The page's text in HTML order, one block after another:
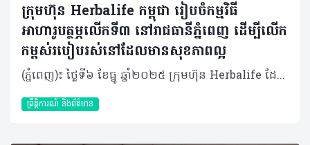
ក្រុមហ៊ុន Herbalife កម្ពុជា រៀបចំកម្មវិធី
អាហារូបត្ថម្ភលើកទី៣ នៅរាជធានីភ្នំពេញ ដើម្បីលើក
កម្ពស់របៀបរស់នៅដែលមានសុខភាពល្អ
(ភ្នំពេញ)៖ ថ្ងៃទី៦ ខែធ្នូ ឆ្នាំ២០២៥ ក្រុមហ៊ុន Herbalife ដែលជាក្រុមហ៊ុនសហគមន៍ និងវេទិកាភ្ជាប់ទំនាក់ទំនង លំដាប់ថ្នាក់ពិភពលោក ផ្នែកសុខភាព និងសុខុមាលភាព បានរៀបចំ កម្មវិធីអាហារូបត្ថម្ភលើកទី៣នៅលើទឹកដីកោះនរា រាជធានីភ្នំពេញ។ គំនិតផ្តួចផ្តើមនៃកម្មវិធីនេះ មានគោលបំណងបំពាក់បំប៉ន និងពង្រឹងនូវចំណេះដឹងចាំបាច់អំពីអាហារូបត្ថម្ភ និងតួនាទីដ៏សំខាន់របស់វាក្នុងសុខភាពទូទៅ និងសុខុមាលភាពប្រចាំថ្ងៃក៏ដូចជាចូលរួមលើកទឹកចិត្តឱ្យមានការទទួលយកនូវទម្លាប់រស់នៅដែលមានសុខភាពល្អ និងសកម្មផងដែរ។ កម្មវិធីអាហារូបត្ថម្ភលើកទី៣ នៅរាជធានីភ្នំពេញ បានទាក់ទាញអ្នកចូលរួមរាប់រយនាក់ ដែលក្នុងចំណោមពួកគេជាច្រើននាក់មានឱកាសទទួលបានការណែនាំអំពីអាហារូបត្ថម្ភ និងកាយសម្បទាផ្ទាល់ខ្លួនពីអ្នកជំនាញសុខភាព និងអាហារូបត្ថម្ភកំពូលៗ ក៏ដូចជាទទួលបានការប្រឹក្សាយោបល់ជាមួយគ្រូពេទ្យជំនាញដោយឥតគិតថ្លៃផងដែរ។ នៅក្នុងព្រឹត្តិការណ៍នេះ ក៏មានរួមបញ្ចូលនូវសកម្មភាពកំសាន្តសប្បាយៗជាច្រើនទៀតផងដែរ ដែលរួមមាន ការរត់លេងកម្សាន្ត 5K (5K Fun Run), ការទទួលទានអាហារក្រឡុកដោយឥតគិតថ្លៃ, ការរាំ Zumba, Experience Pass(បាល់ទាត់ខ្នាតតូច, បាល់ទាត់លើតុ, វាយសី, កីឡាបាល់បោះ), មាតិកាចែករំលែកអំពីសុខភាព (Doctor Talk) ដោយ លោកវេជ្ជបណ្ឌិត និត ប៊ុនតុងយី, ការពិគ្រោះយោបល់សុខភាពដោយឥតគិតថ្លៃពីវេជ្ជបណ្ឌិតមកពីមន្ទីរពេទ្យសកល និង ការ៉េម F1 ដែលធ្វើពីផលិតផល Formula 1 របស់យើងផ្ទាល់តែម្តង។ លើសពីនេះទៅទៀត ស្តង់បង្ហាញរបស់ក្រុមហ៊ុន Herbalife កម្ពុជា នៅក្នុងព្រឹត្តិការណ៍នេះបានជម្រុញការពិភាក្សា និងសកម្មភាពដែលផ្តោតលើសុខភាព និងអាហារូបត្ថម្ភ ដោយបានទាក់ទាញអ្នកចូលរួមយ៉ាងច្រើនកុះករ។ លោក Vu Van Thang ប្រធានចាត់ការទូទៅក្រុមហ៊ុន Herbalife ប្រចាំប្រទេសវៀតណាម និងកម្ពុជា បានថ្លែងថា៖ «យើងពិតជារីករាយខ្លាំងណាស់ដែលកម្មវិធីអាហារូបត្ថម្ភនៅរាជធានីភ្នំពេញបន្តទទួលបានការគាំទ្រយ៉ាងខ្លាំងពីសាធារណជន។ គំនិតផ្តួចផ្តើមនេះគឺជាសក្ខីភាពមួយទៀតចំពោះការប្តេជ្ញាចិត្តមិនរាថយរបស់យើងក្នុងការលើកកម្ពស់ស្មារតី សុខភាព និងសុខុមាលភាព និងសហគមន៍នៅក្នុងប្រទេសកម្ពុជា តាមរយៈការលើកទឹកចិត្តសាធារណជនឱ្យទទួលយកនូវរបៀបរស់នៅដែលមានសុខភាពល្អ និងសកម្ម។ ពួកយើងក៏មានមោទកភាពយ៉ាងរីករាយផងដែរ ដែលអ្នកចែកចាយឯករាជ្យ និងបុគ្គលិកទាំងអស់របស់យើងបានចូលរួមខ្នះខ្នែងយ៉ាងសកម្មនៅក្នុងព្រឹត្តិការណ៍នេះ»។ កម្មវិធីអាហារូបត្ថម្ភរបស់ក្រុមហ៊ុន Herbalife ត្រូវបានរៀបចំឡើងជាលើកដំបូងនៅក្នុងឆ្នាំ ២០២៣ ហើយក៏បានក្លាយជាព្រឹត្តិការណ៍សុខភាពសាធារណៈប្រចាំឆ្នាំមួយនៅក្នុងរាជធានីភ្នំពេញ ដែលទាក់ទាញការចូលរួមពីមនុស្សរាប់រយនាក់ទូទាំងប្រទេស។ អំពីក្រុមហ៊ុន Herbalife ក្រុមហ៊ុន Herbalife (NYSE: HLF) គឺជាក្រុមហ៊ុនសុខភាព និងសុខុមាលភាពឈានមុខគេ និងជាសហគមន៍ដែលកំពុងផ្លាស់ប្តូរជីវិតរបស់មនុស្សជាមួយនឹងផលិតផលអាហារូបត្ថម្ភដ៏អស្ចារ្យ និងជាឱកាសអាជីវកម្មសម្រាប់សមាជិកឯករាជ្យរបស់ខ្លួនចាប់តាំងពីឆ្នាំ 1980។ ក្រុមហ៊ុនផ្តល់ជូននូវផលិតផលដែលគាំទ្រដោយវិទ្យាសាស្រ្តដល់អ្នកប្រើប្រាស់នៅក្នុងទីផ្សារជាង 90។ តាមរយៈសមាជិកឯករាជ្យដែលផ្តល់ជូននូវការបណ្តុះបណ្តាលមួយទល់មួយ និងផ្តល់ការគាំទ្រសហគមន៍ដោយបំផុសគំនិតឱ្យអតិថិជនប្រកាន់ខ្ជាប់នូវរបៀបរស់នៅដែលមានភាពសកម្ម។
ព្រឹត្តិការណ៍ និងព័ត៌មាន